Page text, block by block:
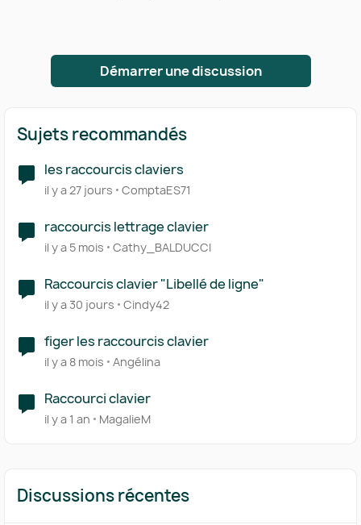
Démarrer une discussion
Sujets recommandés
les raccourcis claviers
il y a 27 jours ComptaES71
raccourcis lettrage clavier
il y a 5 mois Cathy_BALDUCCI
Raccourcis clavier "Libellé de ligne"
il y a 30 jours Cindy42
figer les raccourcis clavier
il y a 8 mois Angélina
Raccourci clavier
il y a 1 an MagalieM
Discussions récentes